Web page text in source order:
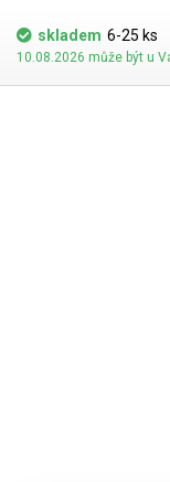
skladem 6-25 ks
10.08.2026 může být u